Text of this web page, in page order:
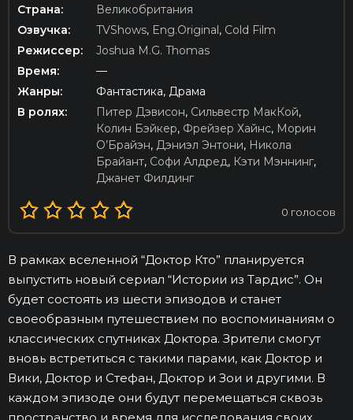
Страна:
Великобритания
Озвучка:
TVShows, Eng.Original , Cold Film
Режиссер:
Joshua M.G. Thomas
Время:
—
Жанры:
Фантастика, Драма
В ролях:
Питер Дэвисон, Сильвестр МакКой,
Колин Бэйкер, Фрейзер Хайнс, Морин
О’Брайэн, Дэниэл Энтони, Никола
Брайант, Софи Алдред, Кэти Мэннинг,
Джанет Филдинг
0 голосов
В рамках вселенной “Доктор Кто” планируется
выпустить новый сериал “Истории из Тардис”. Он
будет состоять из шести эпизодов и станет
своеобразным путешествием по воспоминаниям о
классических спутниках Доктора. Зрители смогут
вновь встретиться с такими парами, как Доктор и
Вики, Доктор и Стефан, Доктор и Зои и другими. В
каждом эпизоде они будут перемещаться сквозь